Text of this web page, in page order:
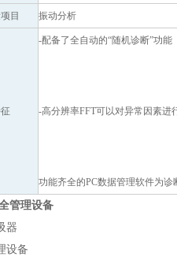
目 振动分析
-配备了全自动的“随机诊断”功能
-高分辨率FFT可以对异常因素进
功能齐全的PC数据管理软件为
管理设备
器
设备